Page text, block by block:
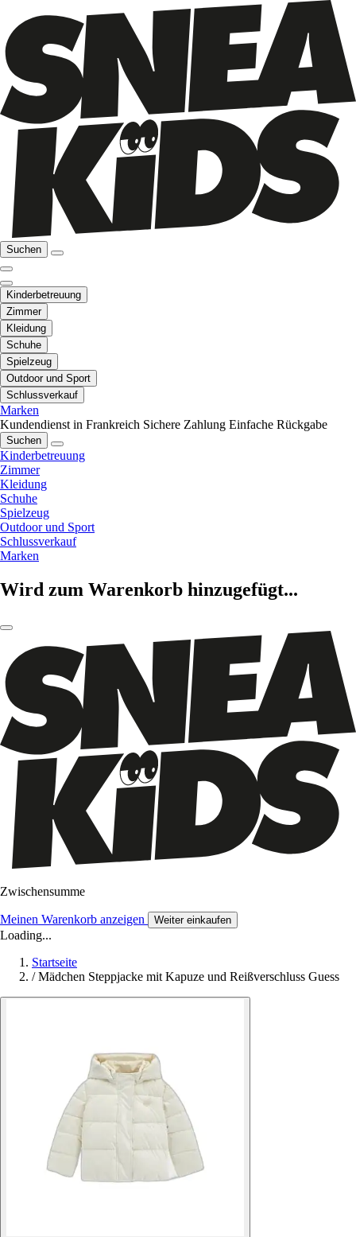
Suchen
Kinderbetreuung
Zimmer
Kleidung
Schuhe
Spielzeug
Outdoor und Sport
Schlussverkauf
Marken
Kundendienst in Frankreich Sichere Zahlung Einfache Rückgabe
Suchen
Kinderbetreuung
Zimmer
Kleidung
Schuhe
Spielzeug
Outdoor und Sport
Schlussverkauf
Marken
Wird zum Warenkorb hinzugefügt...
Zwischensumme
Meinen Warenkorb anzeigen Weiter einkaufen
Loading...
Startseite
/ Mädchen Steppjacke mit Kapuze und Reißverschluss Guess